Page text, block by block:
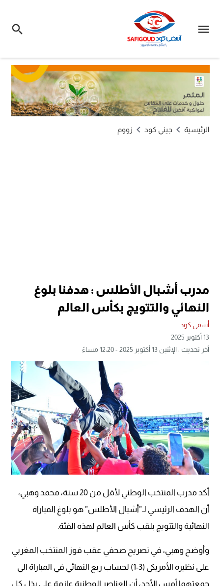
الرئيسية جيني كود زووم
مدرب أشبال الأطلس : هدفنا بلوغ
النهائي والتتويج بكأس العالم
أسفي كود
13 أكتوبر 2025
آخر تحديث : الإثنين 13 أكتوبر 2025 - 12:20 مساءً
أكد مدرب المنتخب الوطني لأقل من 20 سنة، محمد وهبي،
أن الهدف الرئيسي لـ”أشبال الأطلس” هو بلوغ المباراة
النهائية والتتويج بلقب كأس العالم لهذه الفئة.
وأوضح وهبي، في تصريح صحفي عقب فوز المنتخب المغربي
على نظيره الأمريكي (3-1) لحساب ربع النهائي في المباراة الي
جمعتهما أمس الأحد، أن العناصر الوطنية عازمة على بذل كل